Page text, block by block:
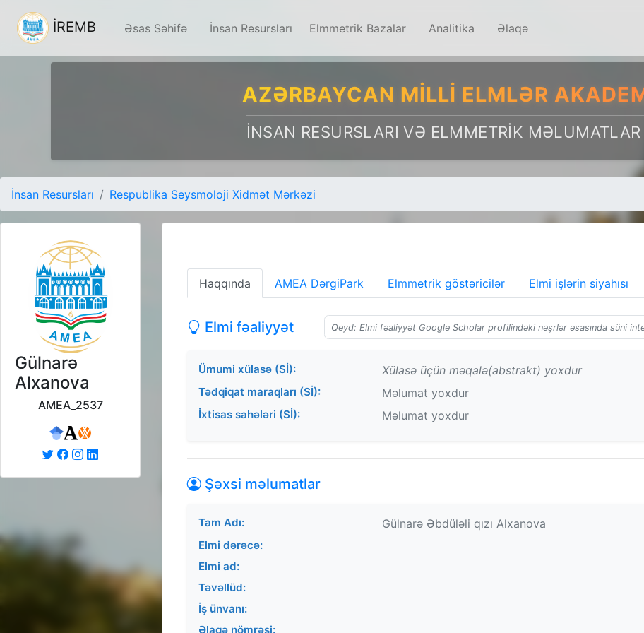
İREMB Əsas Səhifə İnsan Resursları Elmmetrik Bazalar Analitika Əlaqə
AZƏRBAYCAN MILLI ELMLƏR
İNSAN RESURSLARI VƏ ELMMETRIK
İnsan Resursları Respublika Seysmoloji Xidmət Mərkəzi
Gülnarə
Alxanova
AMEA_2537
Haqqında AMEA DərgiPark Elmmetrik göstəricilər Elmi işlərin siyahısı
Elmi fəaliyyət Qeyd: Elmi fəaliyyət Google Scholar profilindəki nəşrlər əsasında süni
Ümumi xülasə (Sİ): Xülasə üçün məqalə(abstrakt) yoxdur
Tədqiqat maraqları (Sİ): Məlumat yoxdur
İxtisas sahələri (Sİ): Məlumat yoxdur
Şəxsi məlumatlar
Tam Adı: Gülnarə Əbdüləli qızı Alxanova
Elmi dərəcə:
Elmi ad:
Təvəllüd:
İş ünvanı:
Əlaqə nömrəsi: